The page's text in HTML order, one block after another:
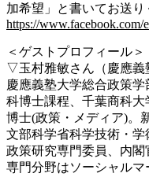
加希望」と書いてお送り
https://www.facebook.com/
＜ゲストプロフィール＞
▽玉村雅敏さん（慶應義
慶應義塾大学総合政策
科博士課程、千葉商科大
博士(政策・メディア)。
文部科学省科学技術・
政策研究専門委員、内閣
専門分野はソーシャルマ